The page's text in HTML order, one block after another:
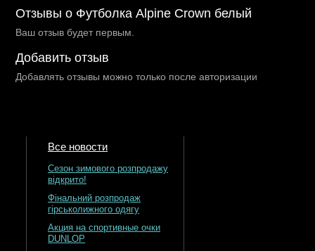
Отзывы о Футболка Alpine Crown белый
Ваш отзыв будет первым.
Добавить отзыв
Добавлять отзывы можно только после авторизации
Все новости
Сезон зимового розпродажу
відкрито!
Фінальний розпродаж
гірськолижного одягу
Акция на спортивные очки
DUNLOP